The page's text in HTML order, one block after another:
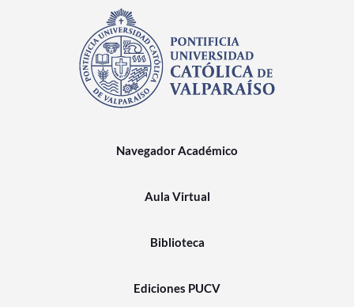
Navegador Académico
Aula Virtual
Biblioteca
Ediciones PUCV